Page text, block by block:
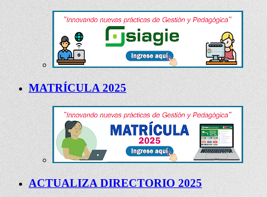
MATRÍCULA 2025
ACTUALIZA DIRECTORIO 2025